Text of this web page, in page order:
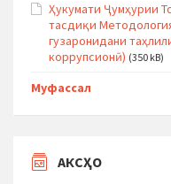
Ҳукумати Ҷумҳурии
тасдиқи
гузаронидани
коррупсионӣ) (350 kB)
Муфассал
АКСҲО